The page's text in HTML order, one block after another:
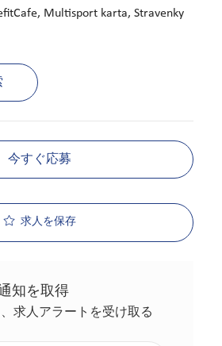
Multisport karta, Stravenky
今すぐ応募
求人を保存
知を取得
求人アラートを受け取る